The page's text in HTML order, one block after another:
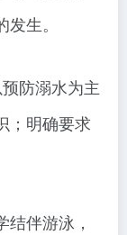
生。
防溺水为主
；明确要求
伴游泳，